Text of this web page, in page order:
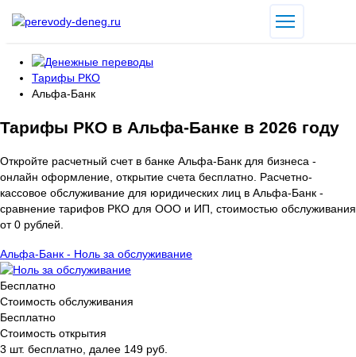
Тарифы РКО
Альфа-Банк
Тарифы РКО в Альфа-Банке в 2026 году
Откройте расчетный счет в банке Альфа-Банк для бизнеса -
онлайн оформление, открытие счета бесплатно. Расчетно-
кассовое обслуживание для юридических лиц в Альфа-Банк -
сравнение тарифов РКО для ООО и ИП, стоимостью обслуживания
от 0 рублей.
Альфа-Банк - Ноль за обслуживание
Бесплатно
Стоимость обслуживания
Бесплатно
Стоимость открытия
3 шт. бесплатно, далее 149 руб.